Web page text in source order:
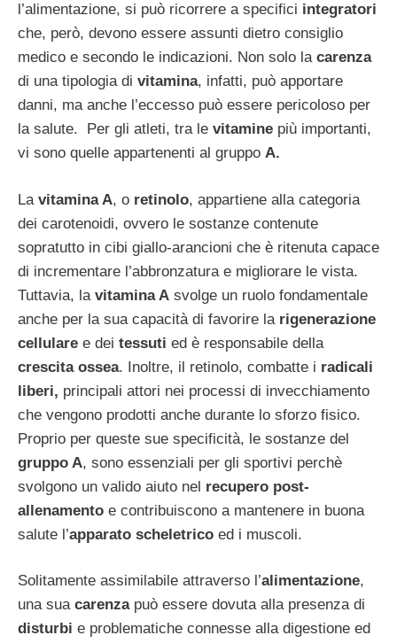
l’alimentazione, si può ricorrere a specifici integratori
che, però, devono essere assunti dietro consiglio
medico e secondo le indicazioni. Non solo la carenza
di una tipologia di vitamina, infatti, può apportare
danni, ma anche l’eccesso può essere pericoloso per
la salute. Per gli atleti, tra le vitamine più importanti,
vi sono quelle appartenenti al gruppo A.
La vitamina A, o retinolo, appartiene alla categoria
dei carotenoidi, ovvero le sostanze contenute
sopratutto in cibi giallo-arancioni che è ritenuta capace
di incrementare l’abbronzatura e migliorare le vista.
Tuttavia, la vitamina A svolge un ruolo fondamentale
anche per la sua capacità di favorire la rigenerazione
cellulare e dei tessuti ed è responsabile della
crescita ossea. Inoltre, il retinolo, combatte i radicali
liberi, principali attori nei processi di invecchiamento
che vengono prodotti anche durante lo sforzo fisico.
Proprio per queste sue specificità, le sostanze del
gruppo A, sono essenziali per gli sportivi perchè
svolgono un valido aiuto nel recupero post-
allenamento e contribuiscono a mantenere in buona
salute l’apparato scheletrico ed i muscoli.
Solitamente assimilabile attraverso l’alimentazione,
una sua carenzapuò essere dovuta alla presenza di
disturbi e problematiche connesse alla digestione ed